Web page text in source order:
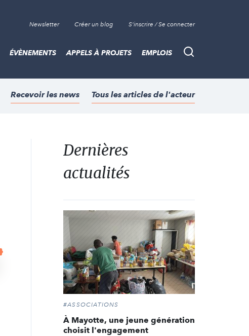
Newsletter Créer un blog S'inscrire / Se connecter
Recherche
ÉVÈNEMENTS APPELS À PROJETS EMPLOIS
Recevoir les news Tous les articles de l'acteur
Dernières
actualités
#ASSOCIATIONS
À Mayotte, une jeune génération
choisit l'engagement